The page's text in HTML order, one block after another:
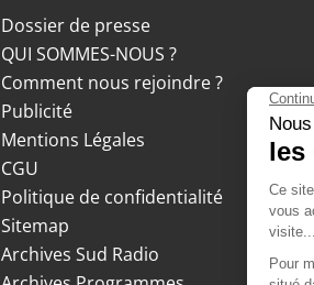
Dossier de presse
QUI SOMMES-NOUS ?
Comment nous rejoindre ?
Publicité
Mentions Légales
CGU
Politique de confidentialité
Sitemap
Archives Sud Radio